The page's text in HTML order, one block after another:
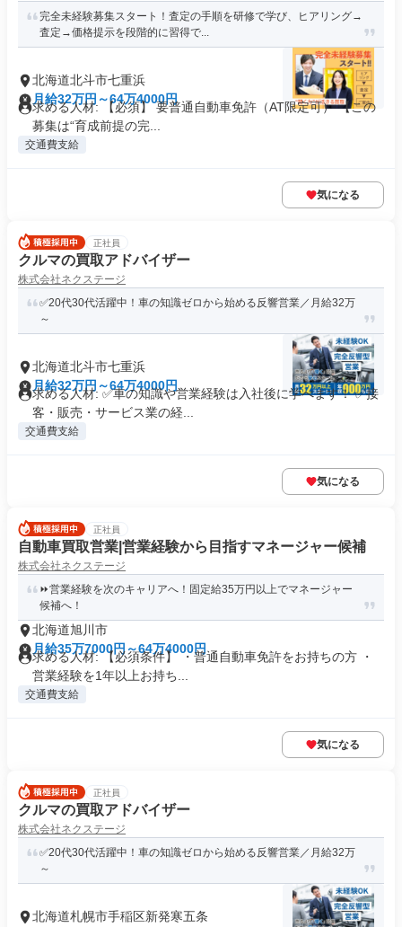
完全未経験募集スタート！査定の手順を研修で学び、ヒアリング→
査定→価格提示を段階的に習得で...
北海道北斗市七重浜
月給32万円～64万4000円
求める人材: 【必須】 要普通自動車免許（AT限定可） 【この
募集は“育成前提の完...
交通費支給
気になる
正社員
クルマの買取アドバイザー
株式会社ネクステージ
✅20代30代活躍中！車の知識ゼロから始める反響営業／月給32万
～
北海道北斗市七重浜
月給32万円～64万4000円
求める人材: ✅車の知識や営業経験は入社後に学べます！ ✅接
客・販売・サービス業の経...
交通費支給
気になる
正社員
自動車買取営業|営業経験から目指すマネージャー候補
株式会社ネクステージ
⏩️営業経験を次のキャリアへ！固定給35万円以上でマネージャー
候補へ！
北海道旭川市
月給35万7000円～64万4000円
求める人材: 【必須条件】 ・普通自動車免許をお持ちの方 ・
営業経験を1年以上お持ち...
交通費支給
気になる
正社員
クルマの買取アドバイザー
株式会社ネクステージ
✅20代30代活躍中！車の知識ゼロから始める反響営業／月給32万
～
北海道札幌市手稲区新発寒五条